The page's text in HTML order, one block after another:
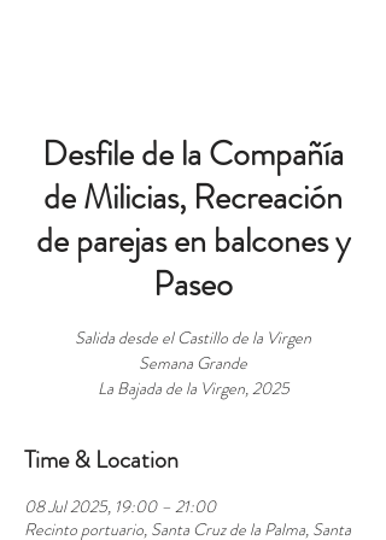
Desfile de la Compañía
de Milicias, Recreación
de parejas en balcones y
Paseo
Salida desde el Castillo de la Virgen
Semana Grande
La Bajada de la Virgen, 2025
Time & Location
08 Jul 2025, 19:00 – 21:00
Recinto portuario, Santa Cruz de la Palma, Santa